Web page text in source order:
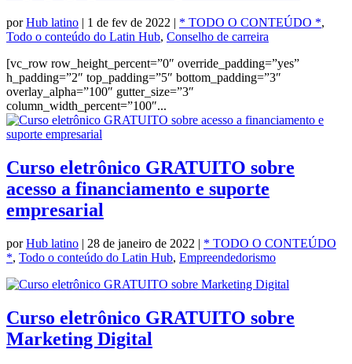
porHub latino | 1 de fev de 2022 | * TODO O CONTEÚDO *,
Todo o conteúdo do Latin Hub, Conselho de carreira
[vc_row row_height_percent=”0″ override_padding=”yes”
h_padding=”2″ top_padding=”5″ bottom_padding=”3″
overlay_alpha=”100″ gutter_size=”3″
column_width_percent=”100″...
Curso eletrônico GRATUITO sobre
acesso a financiamento e suporte
empresarial
porHub latino | 28 de janeiro de 2022 | * TODO O CONTEÚDO
*, Todo o conteúdo do Latin Hub, Empreendedorismo
Curso eletrônico GRATUITO sobre
Marketing Digital